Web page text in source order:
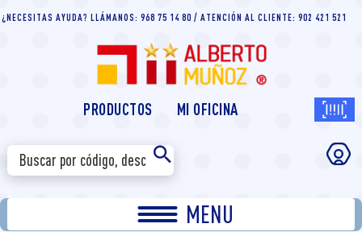
¿NECESITAS AYUDA? LLÁMANOS: 968 75 14 80 / ATENCIÓN AL CLIENTE: 902 421 521
PRODUCTOS MI OFICINA
MENU